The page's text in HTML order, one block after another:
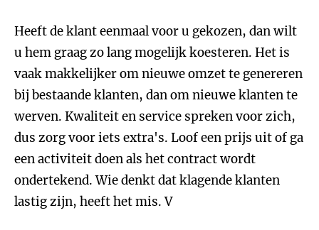
Heeft de klant eenmaal voor u gekozen, dan wilt
u hem graag zo lang mogelijk koesteren. Het is
vaak makkelijker om nieuwe omzet te genereren
bij bestaande klanten, dan om nieuwe klanten te
werven. Kwaliteit en service spreken voor zich,
dus zorg voor iets extra's. Loof een prijs uit of ga
een activiteit doen als het contract wordt
ondertekend. Wie denkt dat klagende klanten
lastig zijn, heeft het mis. V